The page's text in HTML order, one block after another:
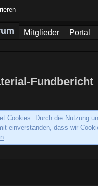
Mitglieder Portal
Fundbericht
Cookies. Durch die Nutzung
einverstanden, dass wir